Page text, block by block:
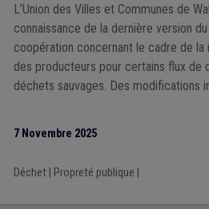
L’Union des Villes et Communes de
connaissance de la dernière version
coopération concernant le cadre de la
des producteurs pour certains flux de
déchets sauvages. Des modifications
7 Novembre 2025
Déchet| Propreté publique